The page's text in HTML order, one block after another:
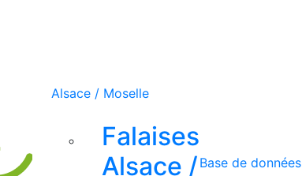
Alsace / Moselle
Falaises
Alsace / Base de données